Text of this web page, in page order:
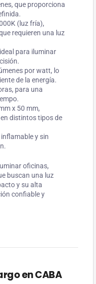
que proporciona
(luz fría),
requieren una luz
para iluminar
por watt, lo
de la energía.
para una
x 50 mm,
distintos tipos de
inflamable y sin
oficinas,
buscan una luz
y su alta
confiable y
en CABA